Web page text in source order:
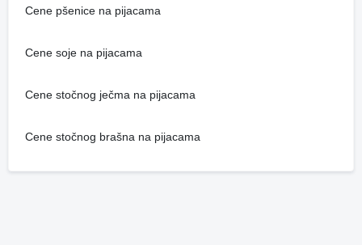
Cene pšenice na pijacama
Cene soje na pijacama
Cene stočnog ječma na pijacama
Cene stočnog brašna na pijacama